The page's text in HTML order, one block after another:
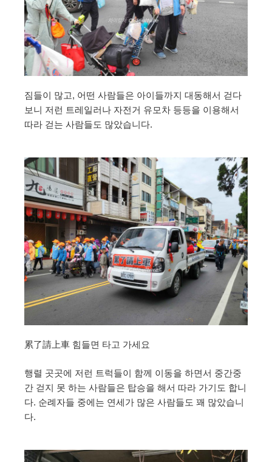
짐들이 많고, 어떤 사람들은 아이들까지 대동해서 걷다
보니 저런 트레일러나 자전거 유모차 등등을 이용해서
따라 걷는 사람들도 많았습니다.
累了請上車 힘들면 타고 가세요
행렬 곳곳에 저런 트럭들이 함께 이동을 하면서 중간중
간 걷지 못 하는 사람들은 탑승을 해서 따라 가기도 합니
다. 순례자들 중에는 연세가 많은 사람들도 꽤 많았습니
다.